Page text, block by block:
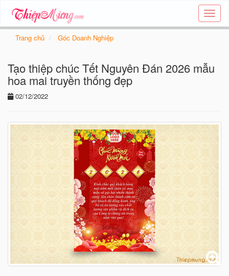
Tạo
thiệp
các
chủ
Trang chủ Góc Doanh Nghiệp
Tạo thiệp chúc Tết Nguyên Đán 2026 mẫu
hoa mai truyền thống đẹp
02/12/2022